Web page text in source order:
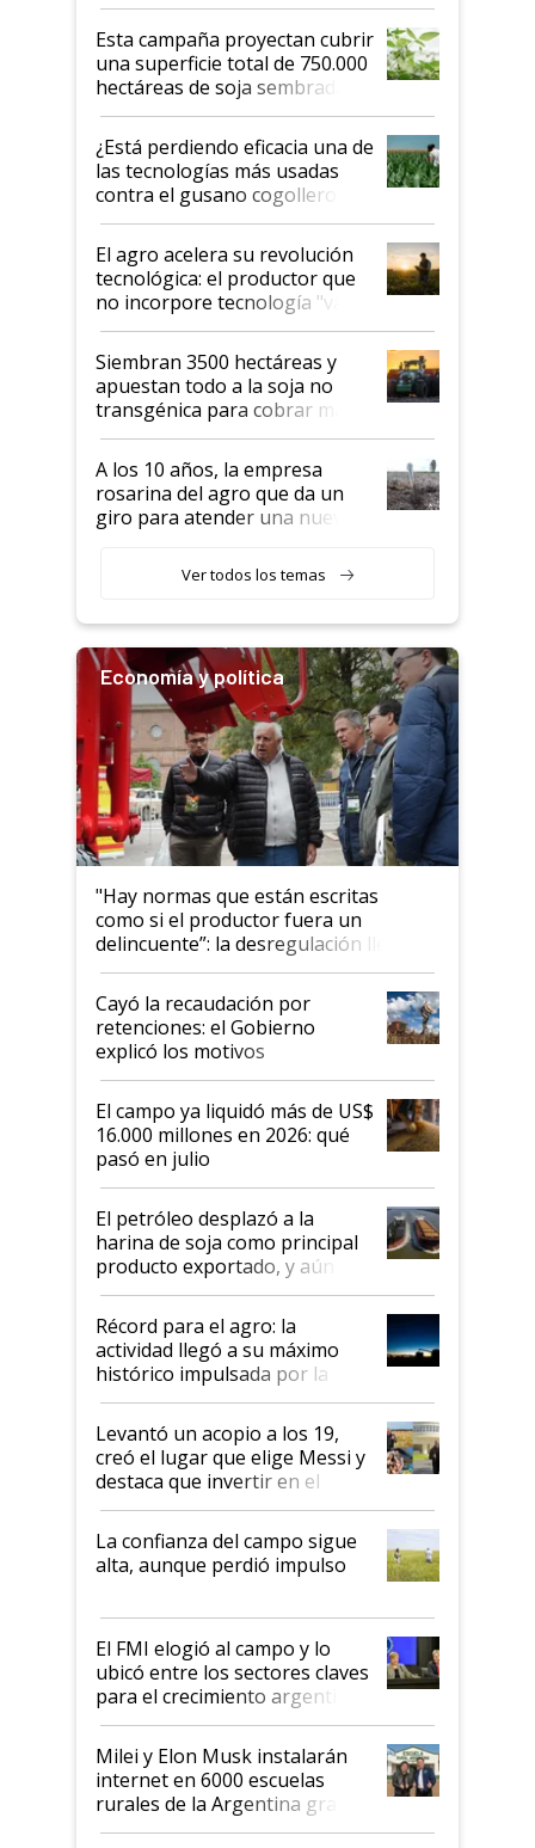
Esta campaña proyectan cubrir
una superficie total de 750.000
hectáreas de soja sembradas
con una nueva generación de
variedades que marcan un
salto tecnológico en genética y
rendimiento
¿Está perdiendo eficacia una de
las tecnologías más usadas
contra el gusano cogollero? El
desafío de una tecnología clave
El agro acelera su revolución
tecnológica: el productor que
no incorpore tecnología "va a
perder el tren"
Siembran 3500 hectáreas y
apuestan todo a la soja no
transgénica para cobrar más
por tonelada: compraron un
semillero
A los 10 años, la empresa
rosarina del agro que da un
giro para atender una nueva
Ver todos los temas
Economía y política
"Hay normas que están escritas
como si el productor fuera un
delincuente”: la desregulación llegó
al Congreso Aapresid y hasta se
habló del financiamiento al IPCVA
Cayó la recaudación por
retenciones: el Gobierno
explicó los motivos
El campo ya liquidó más de US$
16.000 millones en 2026: qué
pasó en julio
El petróleo desplazó a la
harina de soja como principal
producto exportado, y aún así
el agro aportó casi seis de cada
diez dólares y sostuvo el
liderazgo en un semestre
récord
Récord para el agro: la
actividad llegó a su máximo
histórico impulsada por la
cosecha y las exportaciones
Levantó un acopio a los 19,
creó el lugar que elige Messi y
destaca que invertir en el
kirchnerismo era como "darle
plata a un hijo para droga":
Juan Félix Rossetti, el libertario
que de una dura crisis salió
de Milei
La confianza del campo sigue
alta, aunque perdió impulso
El FMI elogió al campo y lo
ubicó entre los sectores claves
para el crecimiento argentino
Milei y Elon Musk instalarán
internet en 6000 escuelas
rurales de la Argentina gracias
a un acuerdo con Starlink